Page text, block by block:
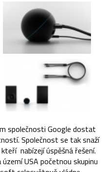
společnosti Google dostat
Společnost se tak snaží
nabízejí úspěšná řešení.
USA početnou skupinu